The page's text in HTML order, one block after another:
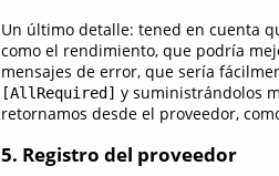
Un último detalle: tened en cuenta
como el rendimiento, que podría
mensajes de error, que sería
[AllRequired] y suministrándolos
retornamos desde el proveedor,
5. Registro del proveedor